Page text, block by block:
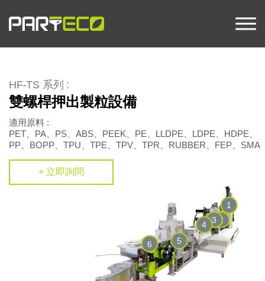
HF-TS 系列 :
雙螺桿押出製粒設備
適用原料 :
PET、PA、PS、ABS、PEEK、PE、LLDPE、LDPE、HDPE、
PP、BOPP、TPU、TPE、TPV、TPR、RUBBER、FEP、SMA
+ 立即詢問
1
2
3
4
5
6